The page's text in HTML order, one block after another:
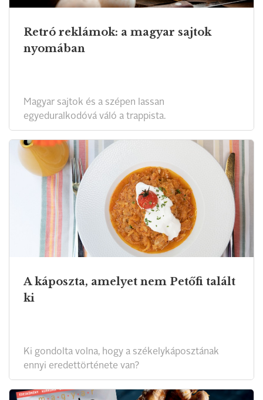
Retró reklámok: a magyar sajtok
nyomában
Magyar sajtok és a szépen lassan
egyeduralkodóvá váló a trappista.
A káposzta, amelyet nem Petőfi talált
ki
Ki gondolta volna, hogy a székelykáposztának
ennyi eredettörténete van?